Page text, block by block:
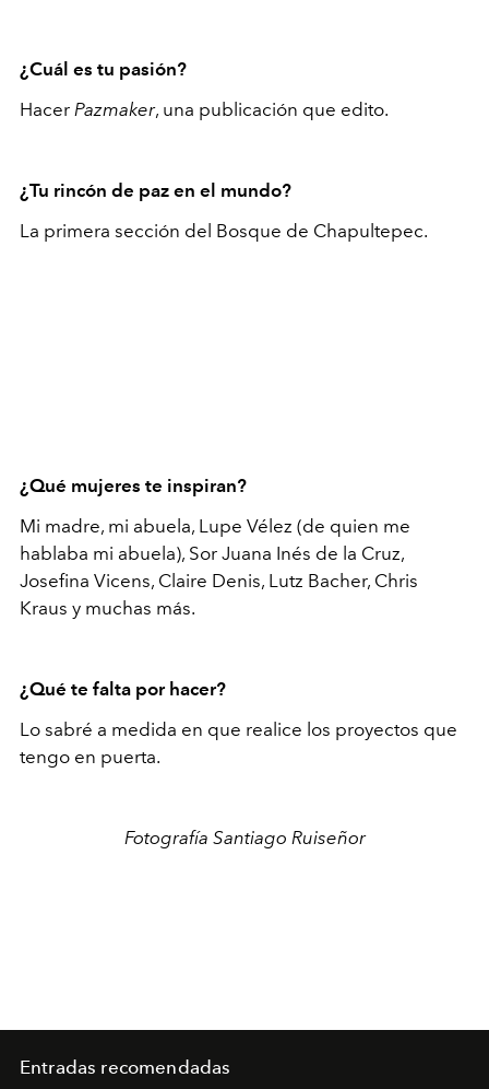
¿Cuál es tu pasión?
Hacer Pazmaker, una publicación que edito.
¿Tu rincón de paz en el mundo?
La primera sección del Bosque de Chapultepec.
¿Qué mujeres te inspiran?
Mi madre, mi abuela, Lupe Vélez (de quien me
hablaba mi abuela), Sor Juana Inés de la Cruz,
Josefina Vicens, Claire Denis, Lutz Bacher, Chris
Kraus y muchas más.
¿Qué te falta por hacer?
Lo sabré a medida en que realice los proyectos que
tengo en puerta.
Fotografía Santiago Ruiseñor
Entradas recomendadas